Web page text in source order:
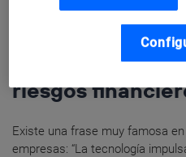
Nuevas
ciberseguridad
riesgos
Existe una frase muy famosa
empresas: “La tecnología